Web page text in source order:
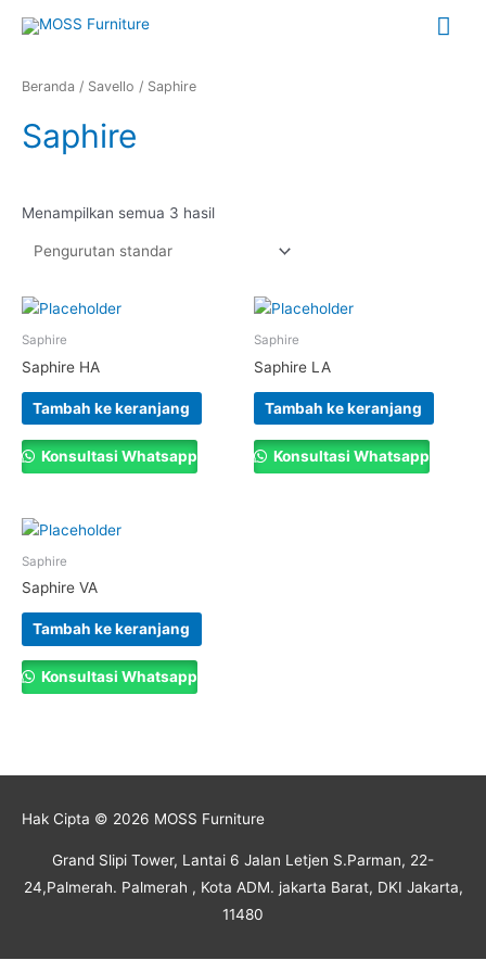
Beranda / Savello / Saphire
Saphire
Menampilkan semua 3 hasil
Saphire
Saphire HA
Tambah ke keranjang
Konsultasi Whatsapp
Saphire
Saphire LA
Tambah ke keranjang
Konsultasi Whatsapp
Saphire
Saphire VA
Tambah ke keranjang
Konsultasi Whatsapp
Hak Cipta © 2026 MOSS Furniture
Grand Slipi Tower, Lantai 6 Jalan Letjen S.Parman, 22-
24,Palmerah. Palmerah , Kota ADM. jakarta Barat, DKI Jakarta,
11480